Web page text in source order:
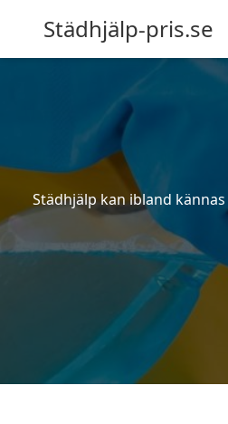
Städhjälp-pris.se
Städhjälp kan ibland